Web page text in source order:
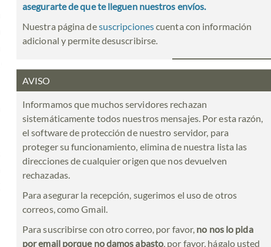
asegurarte de que te lleguen nuestros envíos.
Nuestra página desuscripcionescuenta con información
adicional y permite desuscribirse.
AVISO
Informamos que muchos servidores rechazan
sistemáticamente todos nuestros mensajes. Por esta razón,
el software de protección de nuestro servidor, para
proteger su funcionamiento, elimina de nuestra lista las
direcciones de cualquier origen que nos devuelven
rechazadas.
Para asegurar la recepción, sugerimos el uso de otros
correos, como Gmail.
Para suscribirse con otro correo, por favor, no nos lo pida
por email porque no damos abasto, por favor, hágalo usted